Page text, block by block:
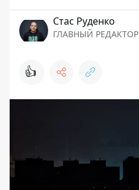
Стаc Руденко
ГЛАВНЫЙ РЕДАКТОР
👍